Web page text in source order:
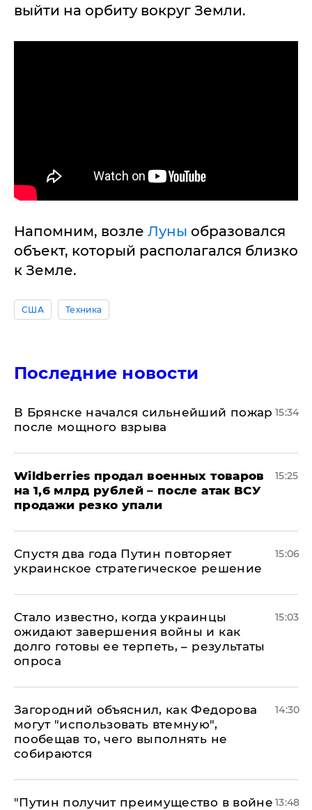
выйти на орбиту вокруг Земли.
Напомним, возле Луны образовался
объект, который располагался близко
к Земле.
США Техника
Последние новости
В Брянске начался сильнейший пожар
после мощного взрыва
15:34
​Wildberries продал военных товаров
на 1,6 млрд рублей – после атак ВСУ
продажи резко упали
15:25
Спустя два года Путин повторяет
украинское стратегическое решение
15:06
Стало известно, когда украинцы
ожидают завершения войны и как
долго готовы ее терпеть, – результаты
опроса
15:03
Загородний объяснил, как Федорова
могут "использовать втемную",
пообещав то, чего выполнять не
собираются
14:30
"Путин получит преимущество в войне 13:48